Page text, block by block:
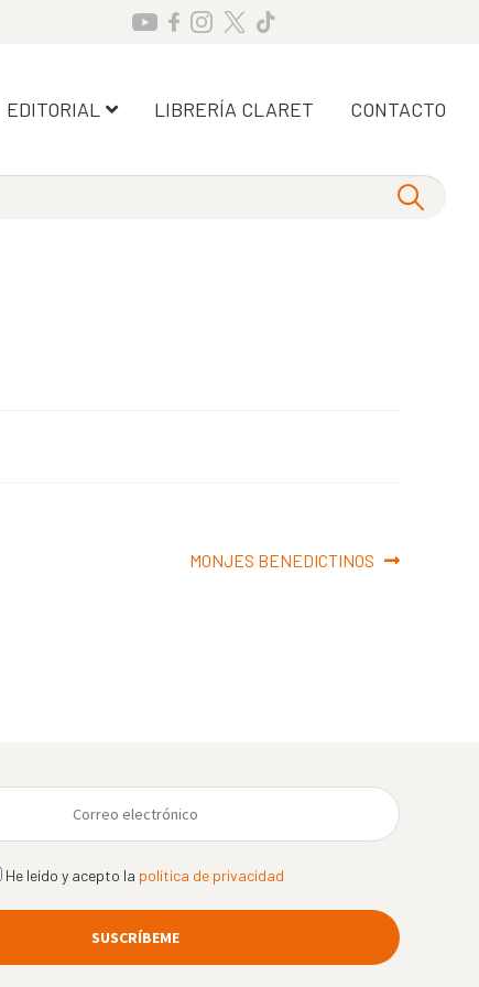
EDITORIAL LIBRERÍA CLARET CONTACTO
Siguiente:
MONJES BENEDICTINOS
He leído y acepto la política de privacidad